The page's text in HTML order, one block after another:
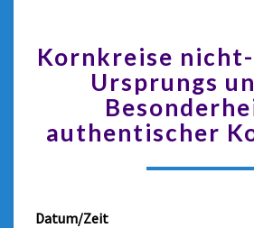
Kornkreise
Ursprungs
authentischer
Datum/Zeit